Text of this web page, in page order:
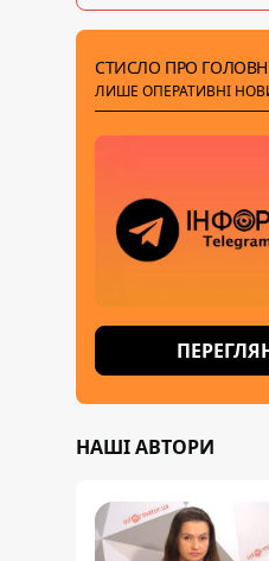
СТИСЛО ПРО
ЛИШЕ ОПЕРАТИВНІ
НАШІ АВТОРИ